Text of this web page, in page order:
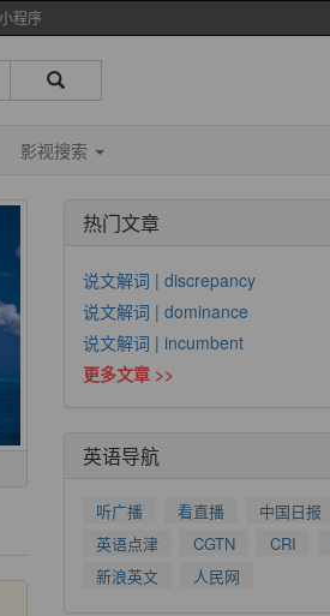
小程序
影视搜索
热门文章
说文解词 | discrepancy
说文解词 | dominance
说文解词 | incumbent
更多文章 >>
英语导航
听广播 看直播 中国日报
英语点津
CGTN CRI
新浪英文
人民网